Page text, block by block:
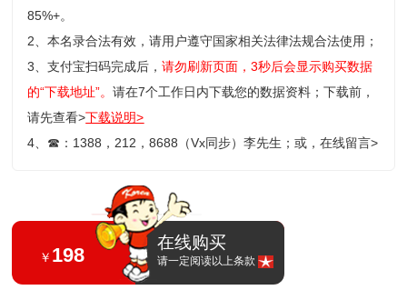
85%+。
2、本名录合法有效，请用户遵守国家相关法律法规合法使用；
3、支付宝扫码完成后，请勿刷新页面，3秒后会显示购买数据
的“下载地址”。请在7个工作日内下载您的数据资料；下载前，
请先查看>下载说明>
4、 ☎ ：1388，212，8688（Vx同步）李先生；或，在线留言>
￥ 198
在线购买
请一定阅读以上条款